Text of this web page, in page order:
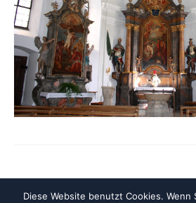
Diese Website benutzt Cookies. Wenn